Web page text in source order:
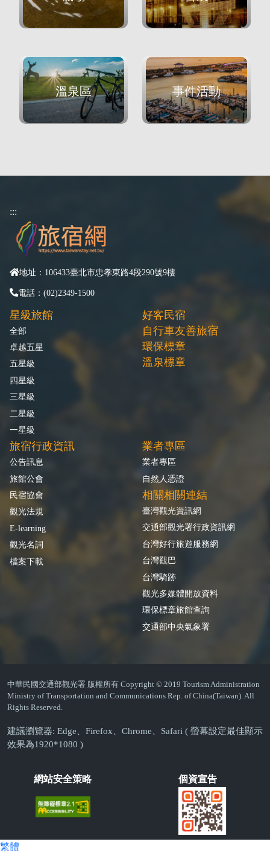
溫泉區 事件活動
:::
地址：106433臺北市忠孝東路4段290號9樓
電話：(02)2349-1500
星級旅館
全部
卓越五星
五星級
四星級
三星級
二星級
一星級
好客民宿
自行車友善旅宿
環保標章
溫泉標章
旅宿行政資訊
公告訊息
旅館公會
民宿協會
觀光法規
E-learning
觀光名詞
檔案下載
業者專區
業者專區
自然人憑證
相關相關連結
臺灣觀光資訊網
交通部觀光署行政資訊網
台灣好行旅遊服務網
台灣觀巴
台灣騎跡
觀光多媒體開放資料
環保標章旅館查詢
交通部中央氣象署
中華民國交通部觀光署 版權所有 Copyright © 2019 Tourism Administration
Ministry of Transportation and Communications Rep. of China(Taiwan). All
Rights Reserved.
建議瀏覽器: Edge、Firefox、Chrome、Safari ( 螢幕設定最佳顯示
效果為1920*1080 )
網站安全策略 個資宣告
繁體